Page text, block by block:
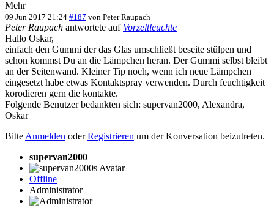
Mehr
09 Jun 2017 21:24 #187 von Peter Raupach
Peter Raupach antwortete auf Vorzeltleuchte
Hallo Oskar,
einfach den Gummi der das Glas umschließt beseite stülpen und
schon kommst Du an die Lämpchen heran. Der Gummi selbst bleibt
an der Seitenwand. Kleiner Tip noch, wenn ich neue Lämpchen
eingesetzt habe etwas Kontaktspray verwenden. Durch feuchtigkeit
korodieren gern die kontakte.
Folgende Benutzer bedankten sich: supervan2000, Alexandra,
Oskar
Bitte Anmelden oderRegistrieren um der Konversation beizutreten.
supervan2000
Offline
Administrator